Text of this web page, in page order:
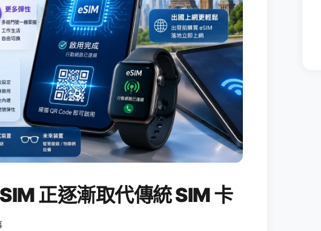
正逐漸取代傳統 SIM 卡